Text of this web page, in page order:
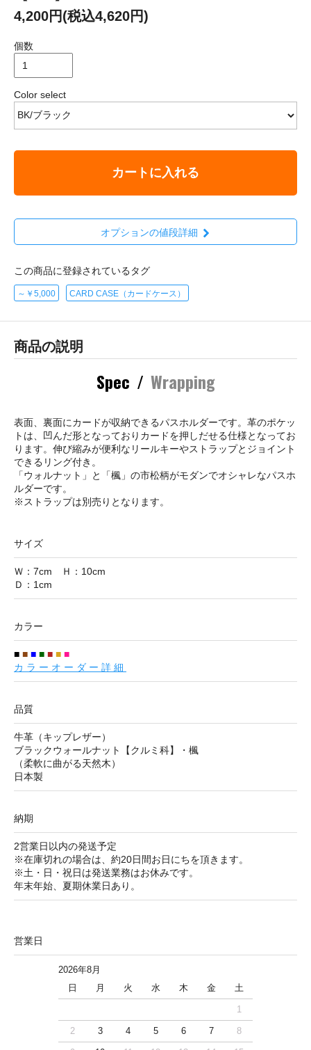
4,200円(税込4,620円)
個数
Color select
カートに入れる
オプションの値段詳細
この商品に登録されているタグ
～￥5,000 CARD CASE（カードケース）
商品の説明
Spec / Wrapping
表面、裏面にカードが収納できるパスホルダーです。革のポケッ
トは、凹んだ形となっておりカードを押しだせる仕様となってお
ります。伸び縮みが便利なリールキーやストラップとジョイント
できるリング付き。
「ウォルナット」と「楓」の市松柄がモダンでオシャレなパスホ
ルダーです。
※ストラップは別売りとなります。
サイズ
Ｗ：7cm Ｈ：10cm
Ｄ：1cm
カラー
■ ■ ■ ■ ■ ■ ■
カラーオーダー詳細
品質
牛革（キップレザー）
ブラックウォールナット【クルミ科】・楓
（柔軟に曲がる天然木）
日本製
納期
2営業日以内の発送予定
※在庫切れの場合は、約20日間お日にちを頂きます。
※土・日・祝日は発送業務はお休みです。
年末年始、夏期休業日あり。
営業日
2026年8月
日
月 火 水 木 金 土
1
2 3 4 5 6 7 8